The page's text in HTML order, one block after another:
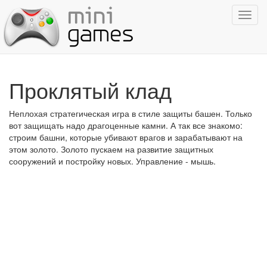
Проклятый клад
Неплохая стратегическая игра в стиле защиты башен. Только
вот защищать надо драгоценные камни. А так все знакомо:
строим башни, которые убивают врагов и зарабатывают на
этом золото. Золото пускаем на развитие защитных
сооружений и постройку новых. Управление - мышь.